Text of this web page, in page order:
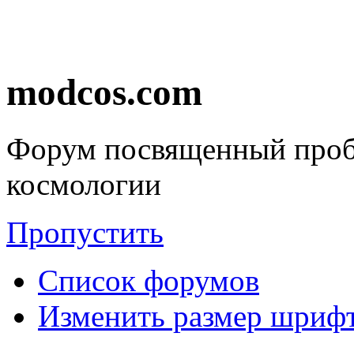
modcos.com
Форум посвященный
космологии
Пропустить
Список форумов
Изменить размер